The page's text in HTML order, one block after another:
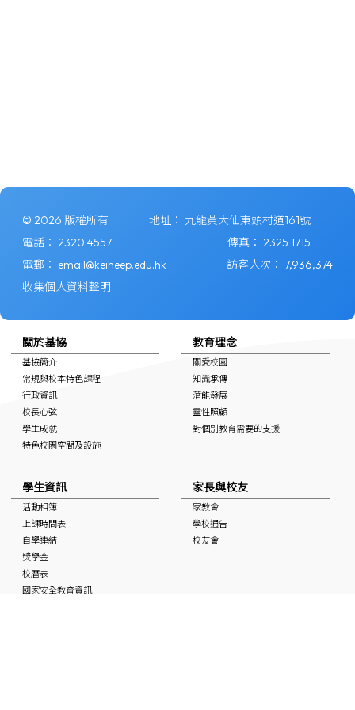
© 2026 版權所有 地址： 九龍黃大仙東頭村道161號
電話： 2320 4557 傳真： 2325 1715
電郵： email@keiheep.edu.hk 訪客人次： 7,936,374
收集個人資料聲明
關於基協
基協簡介
常規與校本特色課程
行政資訊
校長心弦
學生成就
特色校園空間及設施
教育理念
關愛校園
知識承傳
潛能發展
靈性照顧
對個別教育需要的支援
學生資訊
活動相簿
上課時間表
自學連結
獎學金
校曆表
國家安全教育資訊
家長與校友
家教會
學校通告
校友會